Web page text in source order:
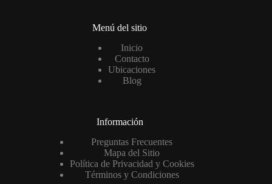
Menú del sitio
Inicio
Contacto
Ubicaciones
Blog
Información
Preguntas Frecuentes
Mapa del Sitio
Política de Privacidad y Cookies
Términos y Condiciones